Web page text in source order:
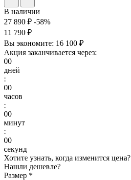
В наличии
27 890 ₽ -58%
11 790 ₽
Вы экономите: 16 100 ₽
Акция заканчивается через:
00
дней
:
00
часов
:
00
минут
:
00
секунд
Хотите узнать, когда изменится цена?
Нашли дешевле?
Размер *